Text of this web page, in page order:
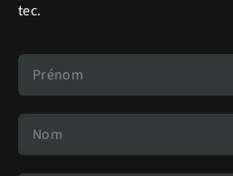
tec.